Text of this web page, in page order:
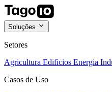
Soluções
Setores
Agricultura Edifícios Energia
Casos de Uso